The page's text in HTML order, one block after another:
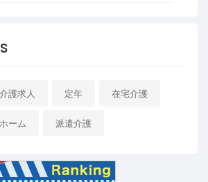
介護求人 定年 在宅介護
ーム 派遣介護